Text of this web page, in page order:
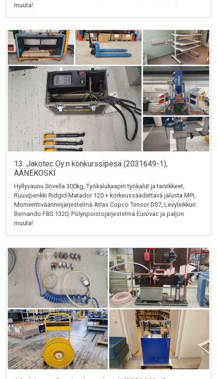
muuta!
13. Jakotec Oy:n konkurssipesä (2031649-1),
ÄÄNEKOSKI
Hyllyvaunu Sovella 300kg, Työkalukaapin työkalut ja tarvikkeet,
Ruuvipenkki Ridgid Matador 120 + korkeussäädettävä jalusta MPI,
Momenttiväänninjärjestelmä Atlas Copco Tensor DS7, Levyleikkuri
Bernando FBS 1320, Pölynpoistojärjestelmä Eurovac ja paljon
muuta!